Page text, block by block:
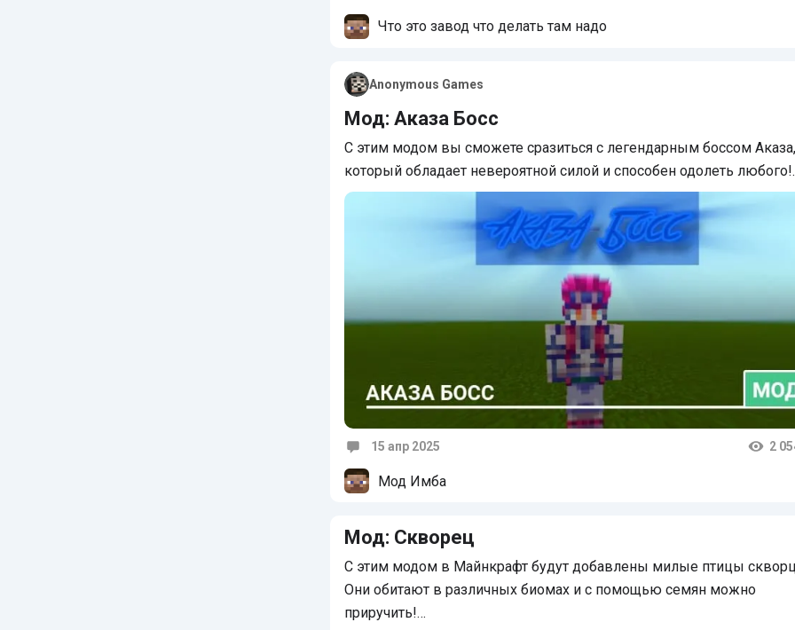
Что это завод что делать там надо
Anonymous Games
Мод: Аказа Босс
С этим модом вы сможете сразиться с легендарным боссом Аказа,
который обладает невероятной силой и способен одолеть
15 апр 2025 2
Мод Имба
Мод: Скворец
С этим модом в Майнкрафт будут добавлены милые птицы
Они обитают в различных биомах и с помощью семян можно
приручить!…